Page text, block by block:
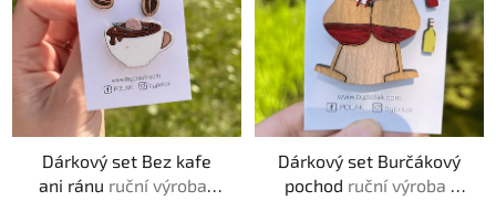
u
t
s
p
r
o
d
Dárkový set Bez kafe
ani ránu ruční výroba |
Dárkový set Burčákový
pochod ruční výroba |